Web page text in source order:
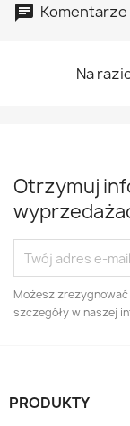
Komentarze
Na
Otrzymuj
Możesz
szczegóły w naszej
PRODUKTY